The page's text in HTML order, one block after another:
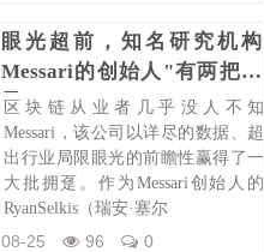
眼光超前，知名研究机构
Messari的创始人"有两把刷
子"？
区块链从业者几乎没人不知
Messari，该公司以详尽的数据、超
出行业局限眼光的前瞻性赢得了一
大批拥趸。作为Messari创始人的
RyanSelkis（瑞安·塞尔
08-25 96 0